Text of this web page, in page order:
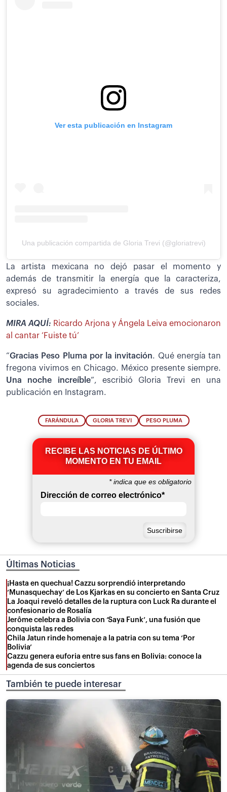
Ver esta publicación en Instagram
Una publicación compartida de Gloria Trevi (@gloriatrevi)
La artista mexicana no dejó pasar el momento y
además de transmitir la energía que la caracteriza,
expresó su agradecimiento a través de sus redes
sociales.
MIRA AQUÍ: Ricardo Arjona y Ángela Leiva emocionaron
al cantar ‘Fuiste tú’
“Gracias Peso Pluma por la invitación. Qué energía tan
fregona vivimos en Chicago. México presente siempre.
Una noche increíble”, escribió Gloria Trevi en una
publicación en Instagram.
FARÁNDULA GLORIA TREVI PESO PLUMA
RECIBE LAS NOTICIAS DE ÚLTIMO
MOMENTO EN TU EMAIL
*indica que es obligatorio
Dirección de correo electrónico*
Últimas Noticias
¡Hasta en quechua! Cazzu sorprendió interpretando
‘Munasquechay’ de Los Kjarkas en su concierto en Santa Cruz
La Joaqui reveló detalles de la ruptura con Luck Ra durante el
confesionario de Rosalía
Jerôme celebra a Bolivia con ‘Saya Funk’, una fusión que
conquista las redes
Chila Jatun rinde homenaje a la patria con su tema ‘Por
Bolivia’
Cazzu genera euforia entre sus fans en Bolivia: conoce la
agenda de sus conciertos
También te puede interesar